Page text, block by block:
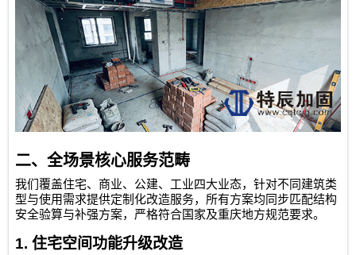
二、全场景核心服务范畴
我们覆盖住宅、商业、公建、工业四大业态，针对不同建筑类
型与使用需求提供定制化改造服务，所有方案均同步匹配结构
安全验算与补强方案，严格符合国家及重庆地方规范要求。
1.住宅空间功能升级改造